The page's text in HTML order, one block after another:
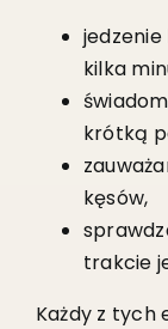
kilka
krótką
kęsów,
trakcie
Każdy z tych